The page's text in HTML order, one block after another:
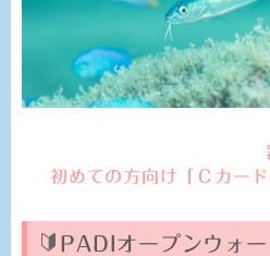
初めての方向け「Ｃカー
PADIオープンウォ